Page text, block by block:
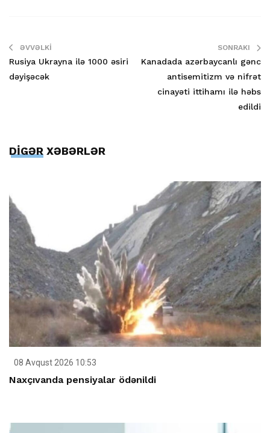
ƏVVƏLKI
Rusiya Ukrayna ilə 1000 əsiri
dəyişəcək
SONRAKI
Kanadada azərbaycanlı gənc
antisemitizm və nifrət
cinayəti ittihamı ilə həbs
edildi
DİGƏR XƏBƏRLƏR
08 Avqust 2026 10:53
Naxçıvanda pensiyalar ödənildi